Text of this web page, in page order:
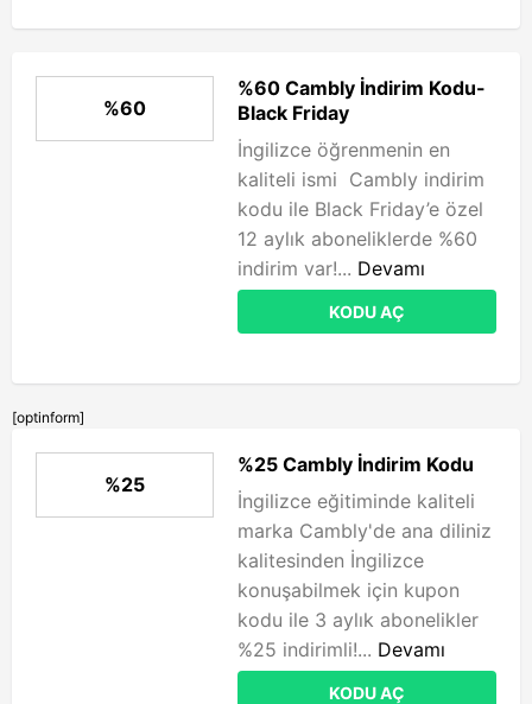
%60
%60 Cambly İndirim Kodu-
Black Friday
İngilizce öğrenmenin en
kaliteli ismi Cambly indirim
kodu ile Black Friday’e özel
12 aylık aboneliklerde %60
indirim var!... Devamı
KODU AÇ
[optinform]
%25
%25 Cambly İndirim Kodu
İngilizce eğitiminde kaliteli
marka Cambly'de ana diliniz
kalitesinden İngilizce
konuşabilmek için kupon
kodu ile 3 aylık abonelikler
%25 indirimli!... Devamı
KODU AÇ